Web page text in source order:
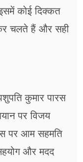
कोई दिक्कत
चलते हैं और सही
कुमार पारस
पर विजय
पर आम सहमति
और मदद